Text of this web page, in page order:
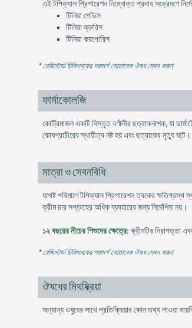
এই টপিক্যাল প্রিপারেশন নিম্নোক্ত প্রদাহ সংক্রমণে
টিনিয়া পেডিস
টিনিয়া ক্রুরিস
টিনিয়া করপােরিস
* রেজিস্টার্ড চিকিৎসকের পরামর্শ মোতাবেক ঔষধ সেবন করুন'
ফার্মাকোলজি
কোট্রিমাজল একটি বিস্তৃত বর্ণালীর ছত্রাকনাশক, যা
কোষপ্রাচীরের স্থায়ীত্ব নষ্ট হয় এবং ছত্রাকের মৃত্যু ঘটে।
মাত্রা ও সেবনবিধি
যথেষ্ট পরিমাণে টপিক্যাল প্রিপারেশন ত্বকের ক্ষতিগ্রস্থ
ক্রীম চার সপ্তাহের অধিক ব্যবহারের জন্য নির্দেশিত নয়।
১২ বছরের নীচের শিশুদের ক্ষেত্রে: ক্রীমটির নিরাপত্তা
* রেজিস্টার্ড চিকিৎসকের পরামর্শ মোতাবেক ঔষধ সেবন করুন'
ঔষধের মিথষ্ক্রিয়া
অন্যান্য ওষুধের সাথে প্রতিক্রিয়ার কোন তথ্য পাওয়া